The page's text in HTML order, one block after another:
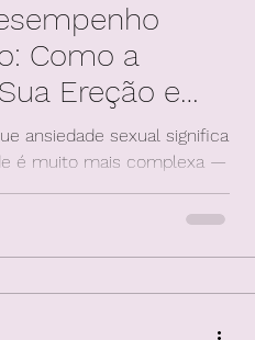
Como a
Ereção e
Seu
ansiedade sexual significa
é muito mais complexa —
no qual o foco do